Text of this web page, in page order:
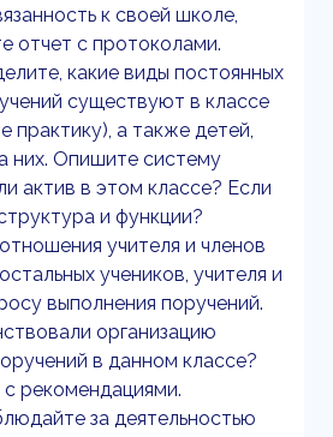
к своей школе,
отчет с протоколами.
какие виды постоянных
существуют в классе
практику), а также детей,
них. Опишите систему
актив в этом классе? Если
и функции?
учителя и членов
учеников, учителя и
выполнения поручений.
организацию
в данном классе?
рекомендациями.
за деятельностью